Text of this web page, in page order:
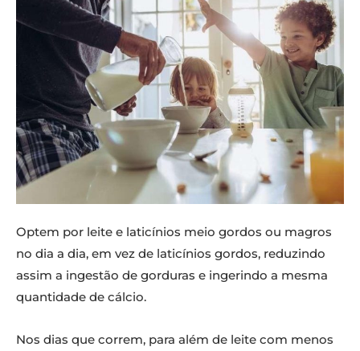
Optem por leite e laticínios meio gordos ou magros
no dia a dia, em vez de laticínios gordos, reduzindo
assim a ingestão de gorduras e ingerindo a mesma
quantidade de cálcio.
Nos dias que correm, para além de leite com menos